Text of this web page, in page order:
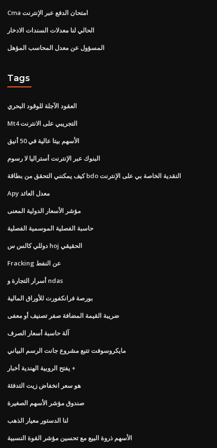
Cma امتحان الدفع عبر الإنترنت
الحالي لنا معدلات السندات الادخار
المسؤول عن معدل المحاسب المؤهل
Tags
العقود الآجلة للوقود البحري
Mt4 التجريبي على الانترنت
الأسهم بيتا عالية في 50 أنيق
البنوك عبر الإنترنت أستراليا لا رسوم
كيف يمكنني التحقق من بطاقة bdo النقدية الخاصة بي على الإنترنت
Apy معدل العائد
مؤشر الأسعار الدولية المعنى
حاسبة الفصلية الموسمية الفصلية
دوللي كالس س hoj الحقيقي
Fracking عن النفط
أسرار التجارة و ndas
بورصة فرانكفورت للأوراق المالية
ضريبة القيمة المضافة صفر تصنيف أو معفى
آلة حاسبة أسعار الصرف
مايكروسوفت تتبع مشروع جانت الرسم البياني
يفتح الروبية الهندية أخبار +
هو سعر انخفاض زيت التدفئة
صندوق مؤشر الأسهم الصغيرة
لنا الدستور معيار الذهب
الأسهم ذروة البيع مع تحسين مؤشر القوة النسبية